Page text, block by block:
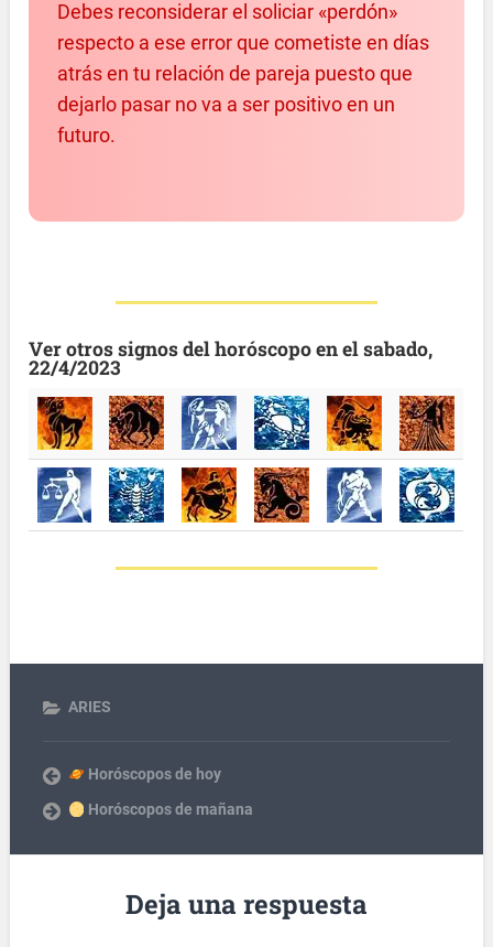
Debes reconsiderar el soliciar «perdón»
respecto a ese error que cometiste en días
atrás en tu relación de pareja puesto que
dejarlo pasar no va a ser positivo en un
futuro.
Ver otros signos del horóscopo en el sabado,
22/4/2023
ARIES
Horóscopos de hoy
Horóscopos de mañana
Deja una respuesta